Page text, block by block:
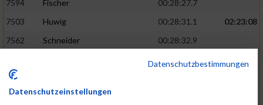
7594 Fischer
00:28:27.7
7503
Huwig 00:28:31.1
02:23:08
7562
Schneider
00:28:32.9
00:28:33.9
7463
7540
Altmeyer
Datenschutzbestimmungen
Datenschutzeinstellungen